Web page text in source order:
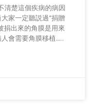
清楚這個疾病的病因
家一定聽説過“捐贈
捐出來的角膜是用來
會需要角膜移植…..